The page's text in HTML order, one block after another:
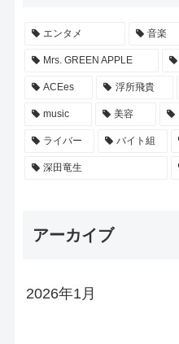
エンタメ 音楽
Mrs. GREEN APPLE
ACEes 浮所飛貴
music 美容
ライバー バイト組
深田竜生
アーカイブ
2026年1月